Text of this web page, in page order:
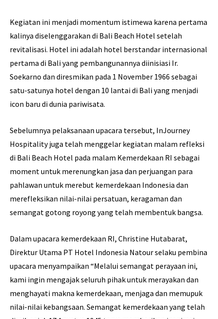
Kegiatan ini menjadi momentum istimewa karena pertama
kalinya diselenggarakan di Bali Beach Hotel setelah
revitalisasi. Hotel ini adalah hotel berstandar internasional
pertama di Bali yang pembangunannya diinisiasi Ir.
Soekarno dan diresmikan pada 1 November 1966 sebagai
satu-satunya hotel dengan 10 lantai di Bali yang menjadi
icon baru di dunia pariwisata.
Sebelumnya pelaksanaan upacara tersebut, InJourney
Hospitality juga telah menggelar kegiatan malam refleksi
di Bali Beach Hotel pada malam Kemerdekaan RI sebagai
moment untuk merenungkan jasa dan perjuangan para
pahlawan untuk merebut kemerdekaan Indonesia dan
merefleksikan nilai-nilai persatuan, keragaman dan
semangat gotong royong yang telah membentuk bangsa.
Dalam upacara kemerdekaan RI, Christine Hutabarat,
Direktur Utama PT Hotel Indonesia Natour selaku pembina
upacara menyampaikan “Melalui semangat perayaan ini,
kami ingin mengajak seluruh pihak untuk merayakan dan
menghayati makna kemerdekaan, menjaga dan memupuk
nilai-nilai kebangsaan. Semangat kemerdekaan yang telah